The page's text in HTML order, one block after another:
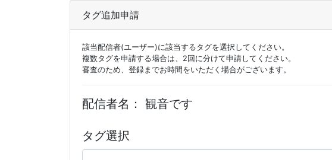
タグ追加申請
該当配信者(ユーザー)に該当するタグを選択してください。
複数タグを申請する場合は、2回に分けて申請してください。
審査のため、登録までお時間をいただく場合がございます。
配信者名： 観音です
タグ選択